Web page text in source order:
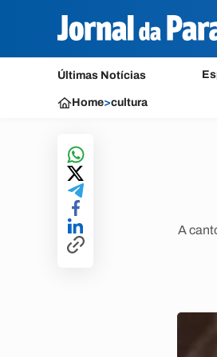
Últimas Notícias
Home>cultura
A